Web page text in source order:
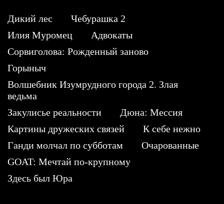
Дикий лес
Чебурашка 2
Илия Муромец
Адвокаты
Сорвиголова: Рожденный заново
Горыныч
Волшебник Изумрудного города 2. Злая
ведьма
Закулисье реальности
Дюна: Мессия
Картины дружеских связей
К себе нежно
Ганди молчал по субботам
Очарованные
GOAT: Мечтай по-крупному
Здесь был Юра